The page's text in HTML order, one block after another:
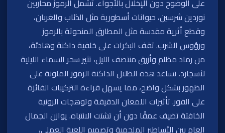
نوردين شرسين، حيوانات أسطورية مثل الذئاب والغربان،
وقطع أثرية مقدسة مثل المطارق المنحوتة بالرموز
ورؤوس الشرب. تقف البكرات على خلفية داكنة وهادئة،
من رماد مظلم وأزرق منتصف الليل، تثير سحر السماء الليلية
لأسجارد. تساعد هذه الظلال الداكنة الرموز الملونة على
الظهور بشكل واضح، مما يسهل قراءة التركيبات الفائزة
على الفور. تأثيرات اللمعان الدقيقة وتوهجات الرونية
الخافتة تضيف عمقًا دون أن تشتت الانتباه. يوازن الجمال
العام بين الأساطير الملحمية وتصميم اللعبة العملي،